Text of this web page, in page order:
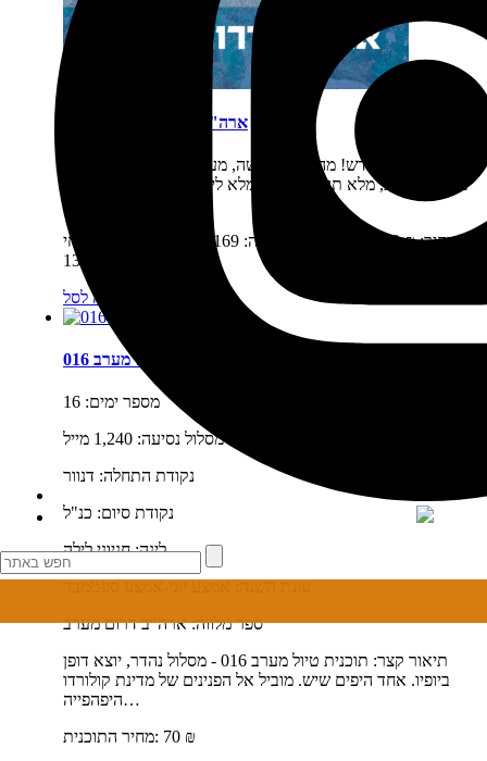
ארה"ב דרום מערב מסלולים
חדש! מהדורה דנדשה, מעודכנת, מורחבת – מלא
מפות חדשות, מלא תוכן מעודכן, מלא לינקים למפות של מסלולי
מחיר: 169₪ המחיר המקורי היה: 169 ₪.
המחיר הנוכחי
הוספה לסל
תוכנית טיול מערב 016
מספר ימים: 16
אורך מסלול נסיעה: 1,240 מייל
נקודת התחלה: דנוור
נקודת סיום: כנ"ל
לינה:חניוני לילה
ספר מלווה:ארה"ב דרום מערב
תיאור קצר:
תוכנית טיול מערב 016 - מסלול נהדר, יוצא דופן
ביופיו. אחד היפים שיש. מוביל אל הפנינים של מדינת קולורדו
היפהפייה…
מחיר התוכנית: 70 ₪